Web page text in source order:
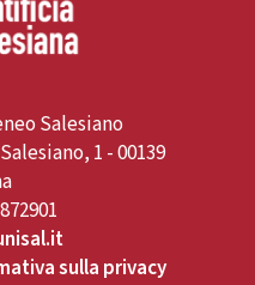
Salesiano
1 - 00139
sulla privacy